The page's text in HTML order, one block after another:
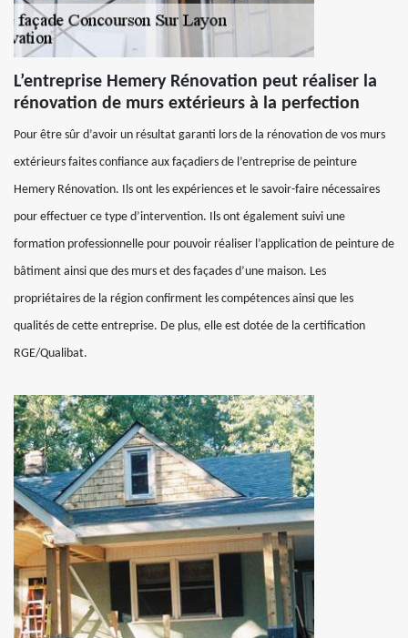
L’entreprise Hemery Rénovation peut réaliser la
rénovation de murs extérieurs à la perfection
Pour être sûr d’avoir un résultat garanti lors de la rénovation de vos murs
extérieurs faites confiance aux façadiers de l’entreprise de peinture
Hemery Rénovation. Ils ont les expériences et le savoir-faire nécessaires
pour effectuer ce type d’intervention. Ils ont également suivi une
formation professionnelle pour pouvoir réaliser l’application de peinture de
bâtiment ainsi que des murs et des façades d’une maison. Les
propriétaires de la région confirment les compétences ainsi que les
qualités de cette entreprise. De plus, elle est dotée de la certification
RGE/Qualibat.